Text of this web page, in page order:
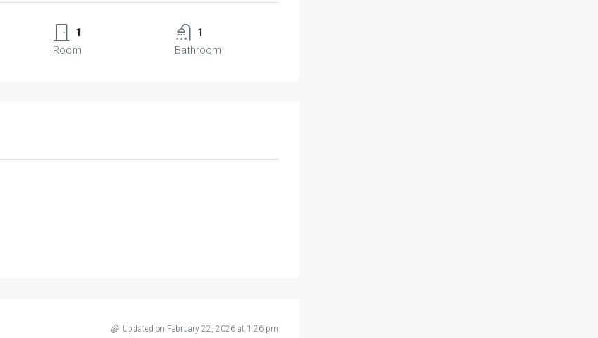
1
Room
1
Bathroom
Updated on February 22, 2026 at 1:26 pm